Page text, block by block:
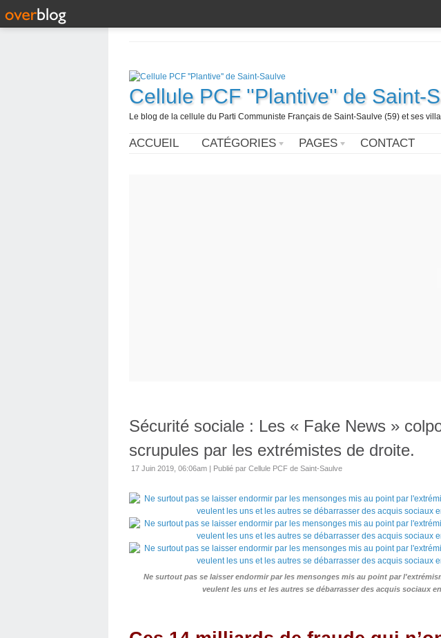
Cellule PCF ''Plantive'' de Saint-
Le blog de la cellule du Parti Communiste Français de Saint-Saulve (59) et ses
ACCUEIL CATÉGORIES PAGES CONTACT
Sécurité sociale : Les « Fake News »
scrupules par les extrémistes de droite.
17 Juin 2019, 06:06am | Publié par Cellule PCF de Saint-Saulve
Ne surtout pas se laisser endormir par les mensonges mis au point par
veulent les uns et les autres se débarrasser des acquis sociaux